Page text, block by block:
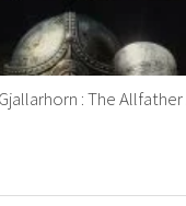
: The